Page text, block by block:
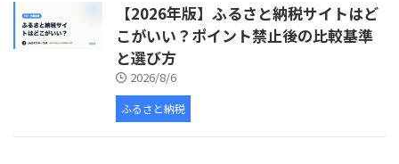
【2026年版】ふるさと納税サイトはど
こがいい？ポイント禁止後の比較基準
と選び方
2026/8/6
ふるさと納税